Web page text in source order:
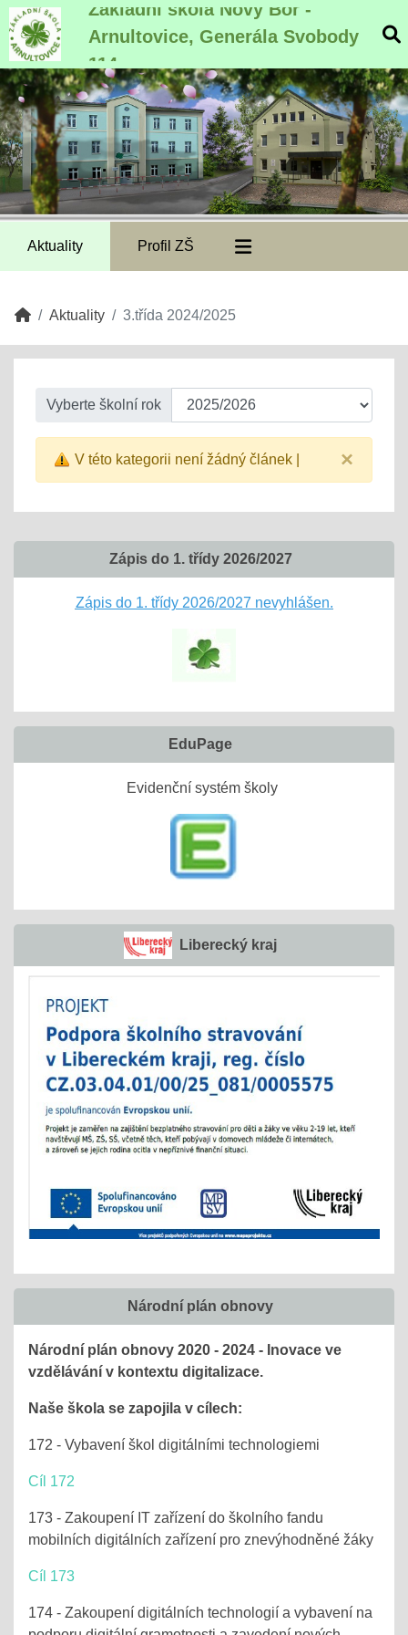
Základní škola Nový Bor -
Arnultovice, Generála Svobody
114
Aktuality Profil ZŠ
Aktuality 3.třída 2024/2025
Vyberte školní rok
×
V této kategorii není žádný článek |
Zápis do 1. třídy 2026/2027
Zápis do 1. třídy 2026/2027 nevyhlášen.
EduPage
Evidenční systém školy
Liberecký kraj
Národní plán obnovy
Národní plán obnovy 2020 - 2024 - Inovace ve
vzdělávání v kontextu digitalizace.
Naše škola se zapojila v cílech:
172 - Vybavení škol digitálními technologiemi
Cíl 172
173 - Zakoupení IT zařízení do školního fandu
mobilních digitálních zařízení pro znevýhodněné žáky
Cíl 173
174 - Zakoupení digitálních technologií a vybavení na